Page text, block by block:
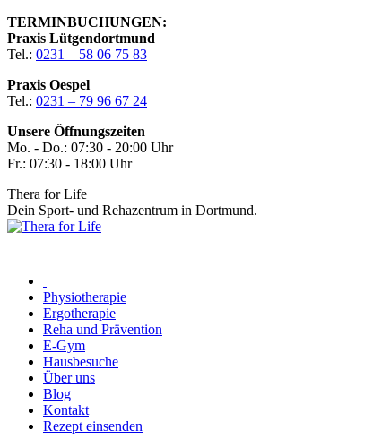
Zum
Inhalt
springen
TERMINBUCHUNGEN:
Praxis Lütgendortmund
Tel.: 0231 – 58 06 75 83
Praxis Oespel
Tel.: 0231 – 79 96 67 24
Unsere Öffnungszeiten
Mo. - Do.: 07:30 - 20:00 Uhr
Fr.: 07:30 - 18:00 Uhr
Thera for Life
Dein Sport- und Rehazentrum in Dortmund.
Physiotherapie
Ergotherapie
Reha und Prävention
E-Gym
Hausbesuche
Über uns
Blog
Kontakt
Rezept einsenden